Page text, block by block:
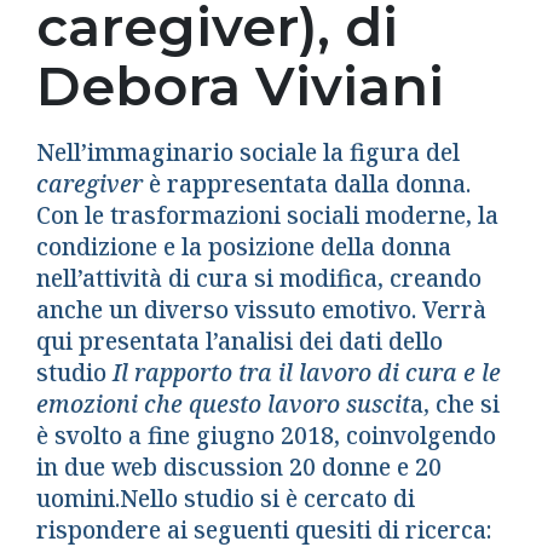
caregiver), di
Debora Viviani
Nell’immaginario sociale la figura del
caregiverè rappresentata dalla donna.
Con le trasformazioni sociali moderne, la
condizione e la posizione della donna
nell’attività di cura si modifica, creando
anche un diverso vissuto emotivo. Verrà
qui presentata l’analisi dei dati dello
studioIl rapporto tra il lavoro di cura e le
emozioni che questo lavoro suscita, che si
è svolto a fine giugno 2018, coinvolgendo
in due web discussion 20 donne e 20
uomini.Nello studio si è cercato di
rispondere ai seguenti quesiti di ricerca: